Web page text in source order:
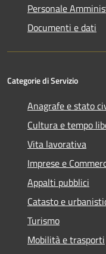
Personale
Documenti e dati
Categorie di Servizio
Anagrafe e stato
Cultura e tempo
Vita lavorativa
Imprese e
Appalti pubblici
Catasto e
Turismo
Mobilità e trasporti